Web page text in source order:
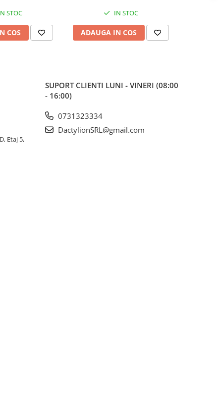
STOC
COS
IN STOC
ADAUGA IN COS
Etaj 5,
SUPORT CLIENTI LUNI - VINERI (08:00
- 16:00)
0731323334
DactylionSRL@gmail.com